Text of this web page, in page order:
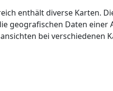
enthält diverse Karten.
geografischen Daten
bei verschiedenen